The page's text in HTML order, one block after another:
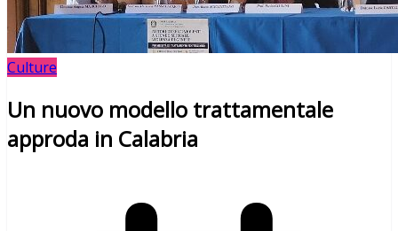
Culture
Un nuovo modello trattamentale
approda in Calabria